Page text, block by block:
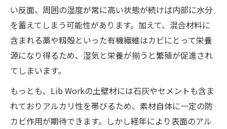
い反面、周囲の湿度が常に高い状態が続けば内部に水分
を蓄えてしまう可能性があります。加えて、混合材料に
含まれる藁や籾殻といった有機繊維はカビにとって栄養
源になり得るため、湿気と栄養が揃うと繁殖が促進され
てしまいます。
もっとも、Lib Workの土壁材には石灰やセメントも含ま
れておりアルカリ性を帯びるため、素材自体に一定の防
カビ作用が期待できます。しかし経年により表面のアル